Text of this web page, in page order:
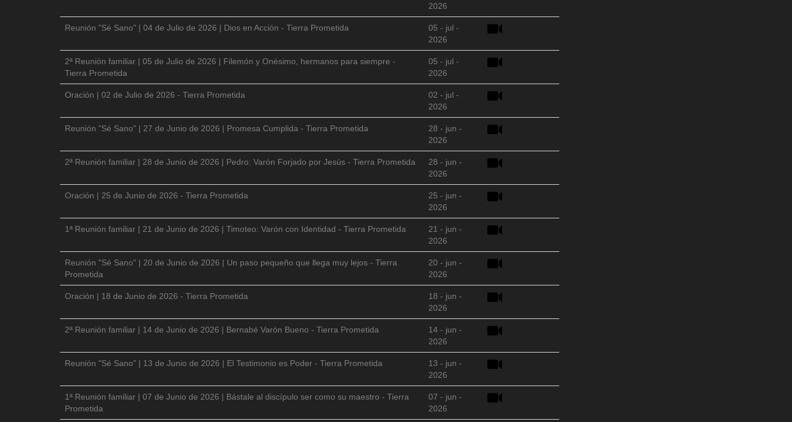
2026
Reunión "Sé Sano" | 04 de Julio de 2026 | Dios en Acción - Tierra Prometida
05 - jul -
2026
2ª Reunión familiar | 05 de Julio de 2026 | Filemón y Onésimo, hermanos para siempre -
Tierra Prometida
05 - jul -
2026
Oración | 02 de Julio de 2026 - Tierra Prometida
02 - jul -
2026
Reunión "Sé Sano" | 27 de Junio de 2026 | Promesa Cumplida - Tierra Prometida
28 - jun -
2026
2ª Reunión familiar | 28 de Junio de 2026 | Pedro: Varón Forjado por Jesús - Tierra Prometida
28 - jun -
2026
Oración | 25 de Junio de 2026 - Tierra Prometida
25 - jun -
2026
1ª Reunión familiar | 21 de Junio de 2026 | Timoteo: Varón con Identidad - Tierra Prometida
21 - jun -
2026
Reunión "Sé Sano" | 20 de Junio de 2026 | Un paso pequeño que llega muy lejos - Tierra
Prometida
20 - jun -
2026
Oración | 18 de Junio de 2026 - Tierra Prometida
18 - jun -
2026
2ª Reunión familiar | 14 de Junio de 2026 | Bernabé Varón Bueno - Tierra Prometida
14 - jun -
2026
Reunión "Sé Sano" | 13 de Junio de 2026 | El Testimonio es Poder - Tierra Prometida
13 - jun -
2026
1ª Reunión familiar | 07 de Junio de 2026 | Bástale al discípulo ser como su maestro - Tierra
Prometida
07 - jun -
2026